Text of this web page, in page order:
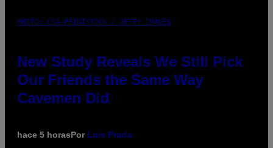
PHOTO: CSA-PRINTSTOCK / GETTY IMAGES
New Study Reveals We Still Pick
Our Friends the Same Way
Cavemen Did
hace 5 horasPor Luis Prada